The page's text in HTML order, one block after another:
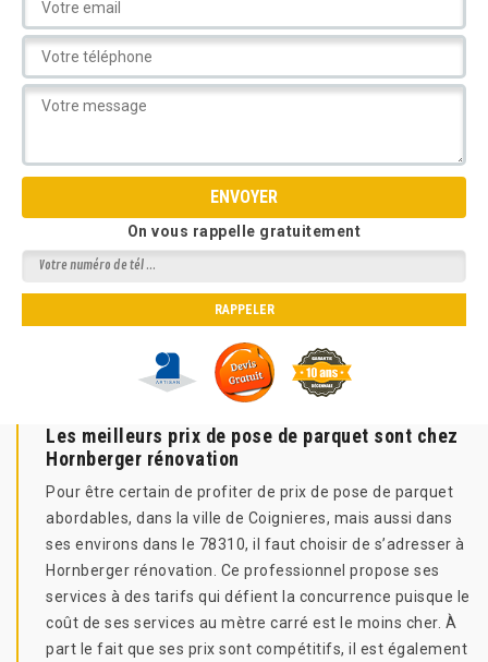
On vous rappelle gratuitement
Les meilleurs prix de pose de parquet sont chez
Hornberger rénovation
Pour être certain de profiter de prix de pose de parquet
abordables, dans la ville de Coignieres, mais aussi dans
ses environs dans le 78310, il faut choisir de s’adresser à
Hornberger rénovation. Ce professionnel propose ses
services à des tarifs qui défient la concurrence puisque le
coût de ses services au mètre carré est le moins cher. À
part le fait que ses prix sont compétitifs, il est également